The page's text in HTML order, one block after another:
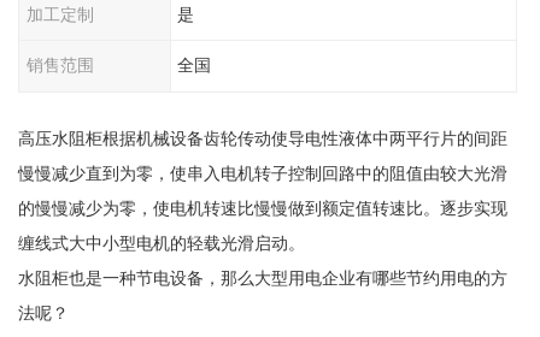
加工定制 是
销售范围 全国
高压水阻柜根据机械设备齿轮传动使导电性液体中两平行片的间距
慢慢减少直到为零，使串入电机转子控制回路中的阻值由较大光滑
的慢慢减少为零，使电机转速比慢慢做到额定值转速比。逐步实现
缠线式大中小型电机的轻载光滑启动。
水阻柜也是一种节电设备，那么大型用电企业有哪些节约用电的方
法呢？